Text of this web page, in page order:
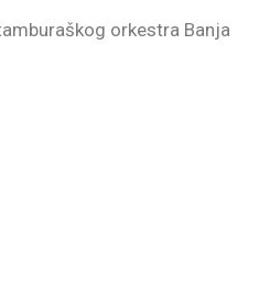
orkestra Banja